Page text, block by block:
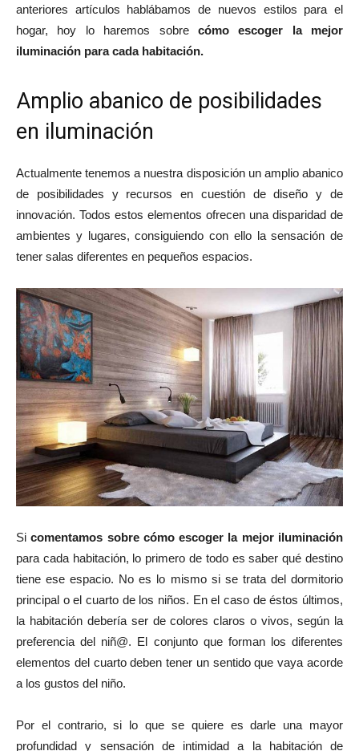
anteriores artículos hablábamos de nuevos estilos para el
hogar, hoy lo haremos sobre cómo escoger la mejor
iluminación para cada habitación.
Amplio abanico de posibilidades
en iluminación
Actualmente tenemos a nuestra disposición un amplio abanico
de posibilidades y recursos en cuestión de diseño y de
innovación. Todos estos elementos ofrecen una disparidad de
ambientes y lugares, consiguiendo con ello la sensación de
tener salas diferentes en pequeños espacios.
Sicomentamos sobre cómo escoger la mejor iluminación
para cada habitación, lo primero de todo es saber qué destino
tiene ese espacio. No es lo mismo si se trata del dormitorio
principal o el cuarto de los niños. En el caso de éstos últimos,
la habitación debería ser de colores claros o vivos, según la
preferencia del niñ@. El conjunto que forman los diferentes
elementos del cuarto deben tener un sentido que vaya acorde
a los gustos del niño.
Por el contrario, si lo que se quiere es darle una mayor
profundidad y sensación de intimidad a la habitación de